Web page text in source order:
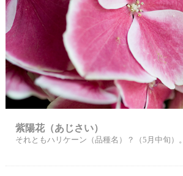
紫陽花（あじさい）
それともハリケーン（品種名）？（5月中旬）。